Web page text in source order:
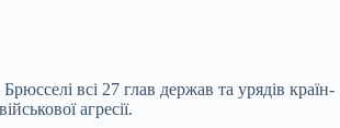
всі 27 глав держав та урядів країн-
агресії.